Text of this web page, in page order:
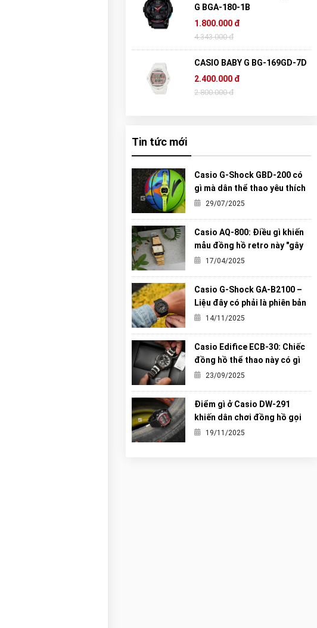
G BGA-180-1B
1.800.000 đ
4.343.000 đ
CASIO BABY G BG-169GD-7D
2.400.000 đ
2.800.000 đ
Tin tức mới
Casio G-Shock GBD-200 có
gì mà dân thể thao yêu thích
đến vậy?
29/07/2025
Casio AQ-800: Điều gì khiến
mẫu đồng hồ retro này "gây
sốt" đến vậy?
17/04/2025
Casio G-Shock GA-B2100 –
Liệu đây có phải là phiên bản
“Carbon Core” hoàn hảo nhất
14/11/2025
Casio Edifice ECB-30: Chiếc
đồng hồ thể thao này có gì
khiến giới trẻ mê mẩn?
23/09/2025
Điểm gì ở Casio DW-291
khiến dân chơi đồng hồ gọi
nó là tiểu G-Shock?
19/11/2025